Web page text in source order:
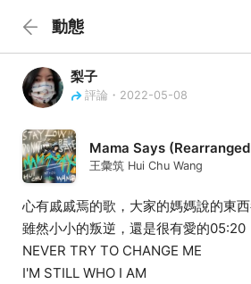
動態
梨子
評論・2022-05-08
Mama Says
王彙筑 Hui Chu Wang
心有戚戚焉的歌，大家的媽媽說的東
雖然小小的叛逆，還是很有愛的05:20
NEVER TRY TO CHANGE ME
I'M STILL WHO I AM